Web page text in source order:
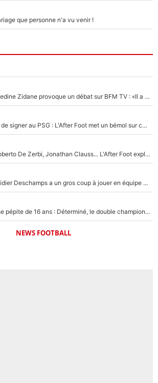
que personne n'a vu venir !
Le côté sombre de Zinedine Zidane provoque un débat sur BFM TV : «Il a pris 14 cartons rouges»
Ferran Torres accepte de signer au PSG : L'After Foot met un bémol sur ce transfert, le champion du monde va couter trop cher ?
Mason Greenwood, Roberto De Zerbi, Jonathan Clauss... L'After Foot explique pourquoi Medhi Benatia a craqué à l'OM !
Un joueur snobé par Didier Deschamps a un gros coup à jouer en équipe de France : Zinedine Zidane a trouvé son numéro 9 ?
Le PSG veut s'offrir une pépite de 16 ans : Déterminé, le double champion d'Europe en titre est prêt à lâcher 40M€ pour celui que l'on compare déjà à Vinicius Jr !
NEWS FOOTBALL